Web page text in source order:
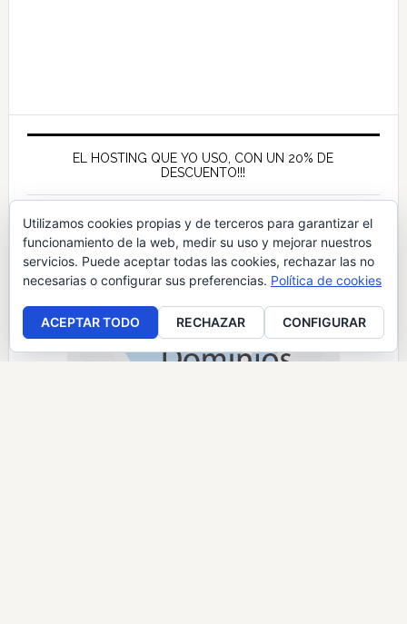
EL HOSTING QUE YO USO, CON UN 20% DE
DESCUENTO!!!
Utilizamos cookies propias y de terceros para garantizar el
funcionamiento de la web, medir su uso y mejorar nuestros
servicios. Puede aceptar todas las cookies, rechazar las no
necesarias o configurar sus preferencias. Política de cookies
ACEPTAR TODO RECHAZAR CONFIGURAR